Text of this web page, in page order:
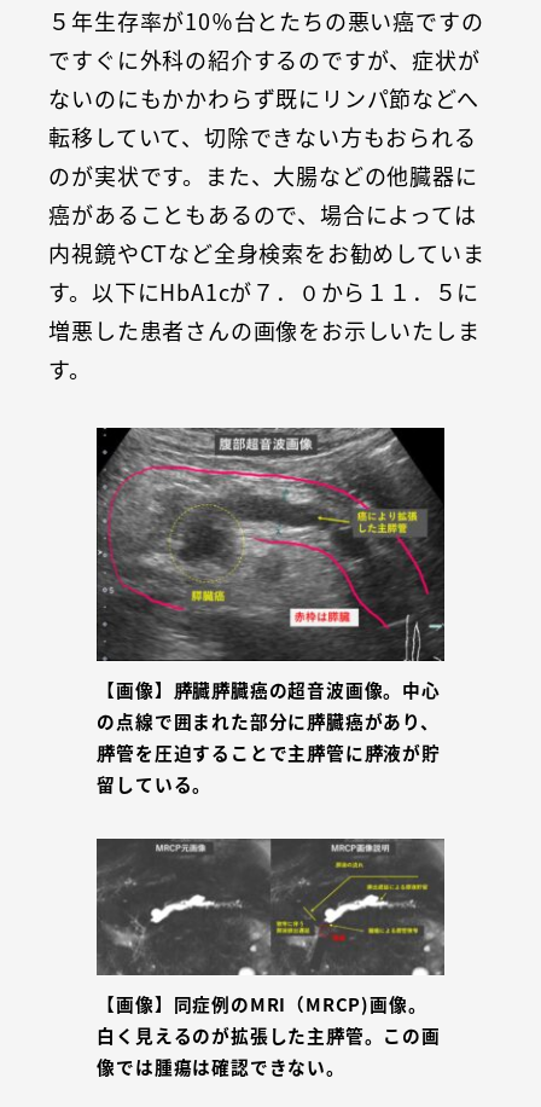
５年生存率が10％台とたちの悪い癌ですの
ですぐに外科の紹介するのですが、症状が
ないのにもかかわらず既にリンパ節などへ
転移していて、切除できない方もおられる
のが実状です。また、大腸などの他臓器に
癌があることもあるので、場合によっては
内視鏡やCTなど全身検索をお勧めしていま
す。以下にHbA1cが７．０から１１．５に
増悪した患者さんの画像をお示しいたしま
す。
【画像】膵臓膵臓癌の超音波画像。中心
の点線で囲まれた部分に膵臓癌があり、
膵管を圧迫することで主膵管に膵液が貯
留している。
【画像】同症例のMRI（MRCP)画像。
白く見えるのが拡張した主膵管。この画
像では腫瘍は確認できない。